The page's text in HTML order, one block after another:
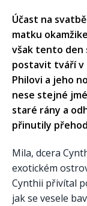
Účast na
matku
však tento den
postavit tváří v
Philovi a jeho
nese stejné
staré rány a
přinutily
Mila, dcera
exotickém
Cynthii přivítal
jak se vesele